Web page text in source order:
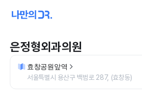
은정형외과의원
효창공원앞역
서울특별시 용산구 백범로 287, (효창동)